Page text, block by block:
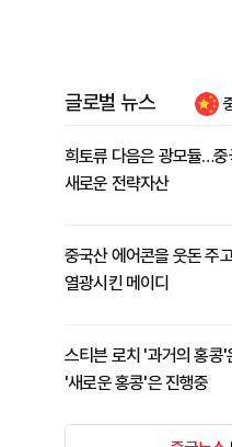
글로벌 뉴스
희토류 다음은 광모듈…중
새로운 전략자산
중국산 에어콘을 웃돈 주
열광시킨 메이디
스티븐 로치 '과거의 홍콩'
'새로운 홍콩'은 진행중